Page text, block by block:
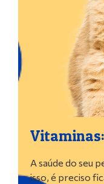
Vitaminas:
A saúde do seu
isso, é preciso